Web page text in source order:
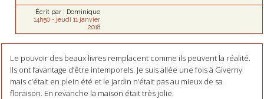
Écrit par : Dominique
14h50- jeudi 11 janvier
2018
Le pouvoir des beaux livres remplacent comme ils peuvent la réalité.
Ils ont l’avantage d’être intemporels. Je suis allée une fois à Giverny
mais c’était en plein été et le jardin n’était pas au mieux de sa
floraison. En revanche la maison était très jolie.